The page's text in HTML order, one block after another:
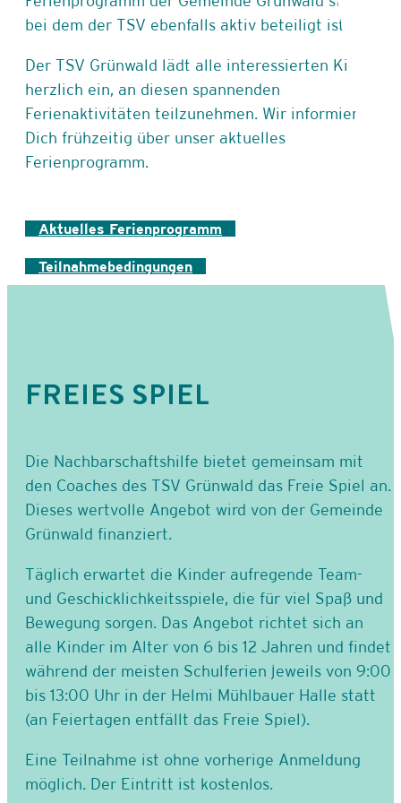
bei dem der TSV ebenfalls aktiv beteiligt ist.
Der TSV Grünwald lädt alle interessierten Kinder
herzlich ein, an diesen spannenden
Ferienaktivitäten teilzunehmen. Wir informieren
Dich frühzeitig über unser aktuelles
Ferienprogramm.
Aktuelles Ferienprogramm
Teilnahmebedingungen
FREIES SPIEL
Die Nachbarschaftshilfe bietet gemeinsam mit
den Coaches des TSV Grünwald das Freie Spiel an.
Dieses wertvolle Angebot wird von der Gemeinde
Grünwald finanziert.
Täglich erwartet die Kinder aufregende Team-
und Geschicklichkeitsspiele, die für viel Spaß und
Bewegung sorgen. Das Angebot richtet sich an
alle Kinder im Alter von 6 bis 12 Jahren und findet
während der meisten Schulferien jeweils von 9:00
bis 13:00 Uhr in der Helmi Mühlbauer Halle statt
(an Feiertagen entfällt das Freie Spiel).
Eine Teilnahme ist ohne vorherige Anmeldung
möglich. Der Eintritt ist kostenlos.